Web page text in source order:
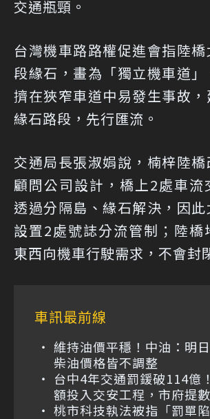
交通瓶頸。
台灣機車路路權促進會指陸
段緣石，畫為「獨立機車道
擠在狹窄車道中易發生事故
緣石路段，先行匯流。
交通局長張淑娟說，楠梓陸
顧問公司設計，橋上2處車流
透過分隔島、緣石解決，因
設置2處號誌分流管制；陸橋
東西向機車行駛需求，不會封
車訊最前線
維持油價平穩！中油：明
柴油價格皆不調整
台中4年交通罰鍰破114億
額投入交安工程，市府提
桃市科技執法被指「罰單